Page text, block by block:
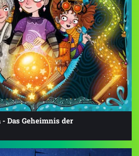
Das Geheimnis der